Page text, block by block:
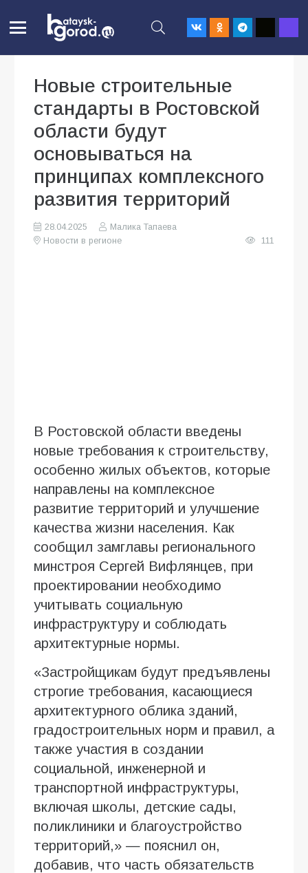
Новые строительные
стандарты в Ростовской
области будут
основываться на
принципах комплексного
развития территорий
28.04.2025
Малика Тапаева
Новости в регионе
111
В Ростовской области введены
новые требования к строительству,
особенно жилых объектов, которые
направлены на комплексное
развитие территорий и улучшение
качества жизни населения. Как
сообщил замглавы регионального
минстроя Сергей Вифлянцев, при
проектировании необходимо
учитывать социальную
инфраструктуру и соблюдать
архитектурные нормы.
«Застройщикам будут предъявлены
строгие требования, касающиеся
архитектурного облика зданий,
градостроительных норм и правил, а
также участия в создании
социальной, инженерной и
транспортной инфраструктуры,
включая школы, детские сады,
поликлиники и благоустройство
территорий,» — пояснил он,
добавив, что часть обязательств